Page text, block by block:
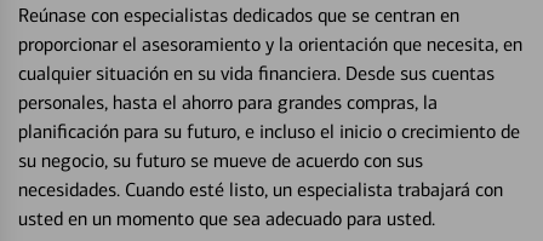
Reúnase con especialistas dedicados que se centran en
proporcionar el asesoramiento y la orientación que necesita, en
cualquier situación en su vida financiera. Desde sus cuentas
personales, hasta el ahorro para grandes compras, la
planificación para su futuro, e incluso el inicio o crecimiento de
su negocio, su futuro se mueve de acuerdo con sus
necesidades. Cuando esté listo, un especialista trabajará con
usted en un momento que sea adecuado para usted.